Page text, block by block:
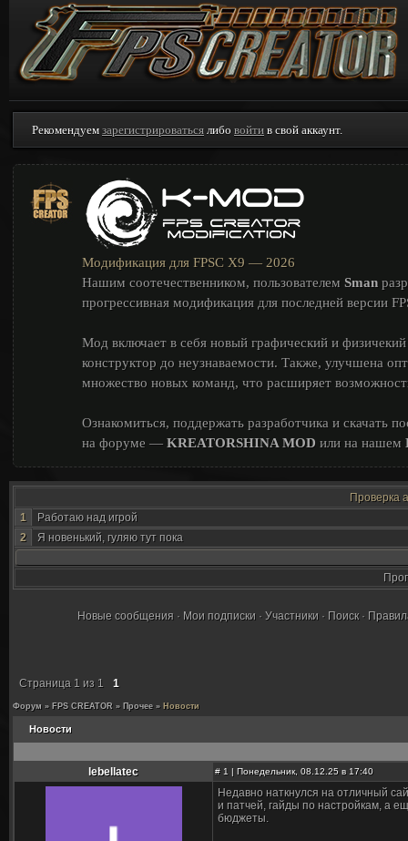
Рекомендуем зарегистрироваться либо войти в свой аккаунт.
Модификация для FPSC X9 — 2026
Нашим соотечественником, пользователем Sman
прогрессивная модификация для последней версии
Мод включает в себя новый графический и
конструктор до неузнаваемости. Также, улучшена
множество новых команд, что расширяет
Ознакомиться, поддержать разработчика и скачать
на форуме — KREATORSHINA MOD или на нашем
Проверка
1
Работаю над игрой
2
Я новенький, гуляю тут пока
Новые сообщения · Мои подписки · Участники · Поиск·
Страница 1 из 1 1
Форум » FPS CREATOR » Прочее » Новости
Новости
lebellatec # 1 | Понедельник, 08.12.25 в 17:40
Недавно наткнулся на отличный
и патчей, гайды по настройкам, а
бюджеты.